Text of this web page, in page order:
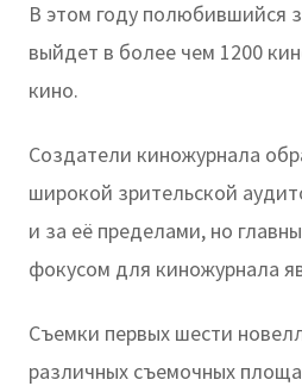
В этом году полюбившийся
выйдет в более чем 1200
кино.
Создатели киножурнала
широкой зрительской
и за её пределами, но
фокусом для киножурнала
Съемки первых шести
различных съемочных